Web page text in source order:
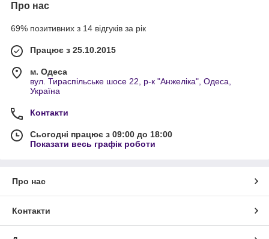
Про нас
69% позитивних з 14 відгуків за рік
Працює з 25.10.2015
м. Одеса
вул. Тираспільське шосе 22, р-к "Анжеліка", Одеса,
Україна
Контакти
Сьогодні працює з 09:00 до 18:00
Показати весь графік роботи
Про нас
Контакти